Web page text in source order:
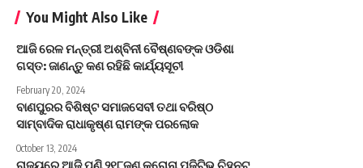
You Might Also Like
ଆଜି ରେଳ ମନ୍ତ୍ରୀ ଅଶ୍ବିନୀ ବୈଷ୍ଣବଙ୍କ ଓଡିଶା
ଗସ୍ତ: ଜାଣନ୍ତୁ କଣ ରହିଛି କାର୍ଯ୍ୟସୂଚୀ
February 20, 2024
ବାଣପୁରର ବିଶିଷ୍ଟ ସମାଜସେବୀ ତଥା ବରିଷ୍ଠ
ସାମ୍ବାଦିକ ରାଧାକୃଷ୍ଣ ରାମଙ୍କ ପରଲୋକ
October 13, 2024